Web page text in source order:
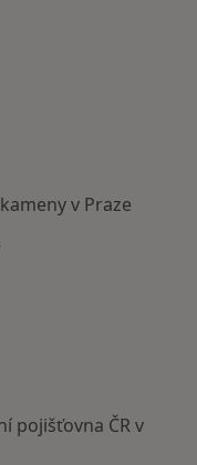
v Praze
pojišťovna ČR v